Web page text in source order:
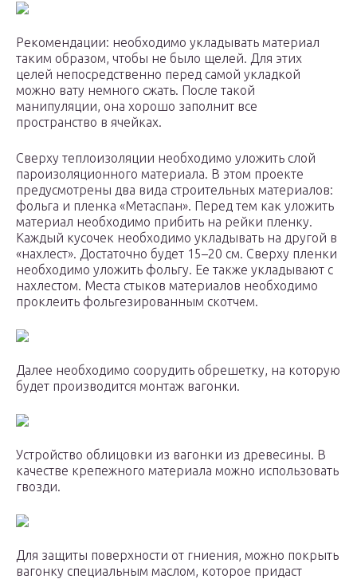
Рекомендации: необходимо укладывать материал
таким образом, чтобы не было щелей. Для этих
целей непосредственно перед самой укладкой
можно вату немного сжать. После такой
манипуляции, она хорошо заполнит все
пространство в ячейках.
Сверху теплоизоляции необходимо уложить слой
пароизоляционного материала. В этом проекте
предусмотрены два вида строительных материалов:
фольга и пленка «Метаспан». Перед тем как уложить
материал необходимо прибить на рейки пленку.
Каждый кусочек необходимо укладывать на другой в
«нахлест». Достаточно будет 15–20 см. Сверху пленки
необходимо уложить фольгу. Ее также укладывают с
нахлестом. Места стыков материалов необходимо
проклеить фольгезированным скотчем.
Далее необходимо соорудить обрешетку, на которую
будет производится монтаж вагонки.
Устройство облицовки из вагонки из древесины. В
качестве крепежного материала можно использовать
гвозди.
Для защиты поверхности от гниения, можно покрыть
вагонку специальным маслом, которое придаст